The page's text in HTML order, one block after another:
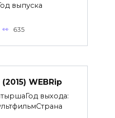
выпуска
635
WEBRip
выхода: